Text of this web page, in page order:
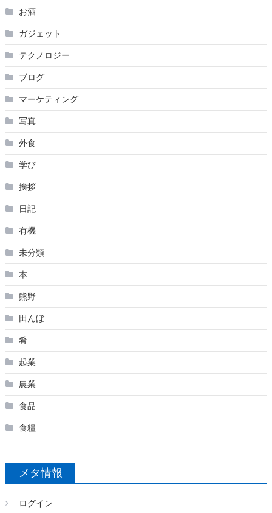
お酒
ガジェット
テクノロジー
ブログ
マーケティング
写真
外食
学び
挨拶
日記
有機
未分類
本
熊野
田んぼ
肴
起業
農業
食品
食糧
メタ情報
ログイン